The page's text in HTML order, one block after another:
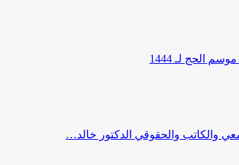
الحج لـ 1444
والكاتب والحقوقي الدكتور خالد…